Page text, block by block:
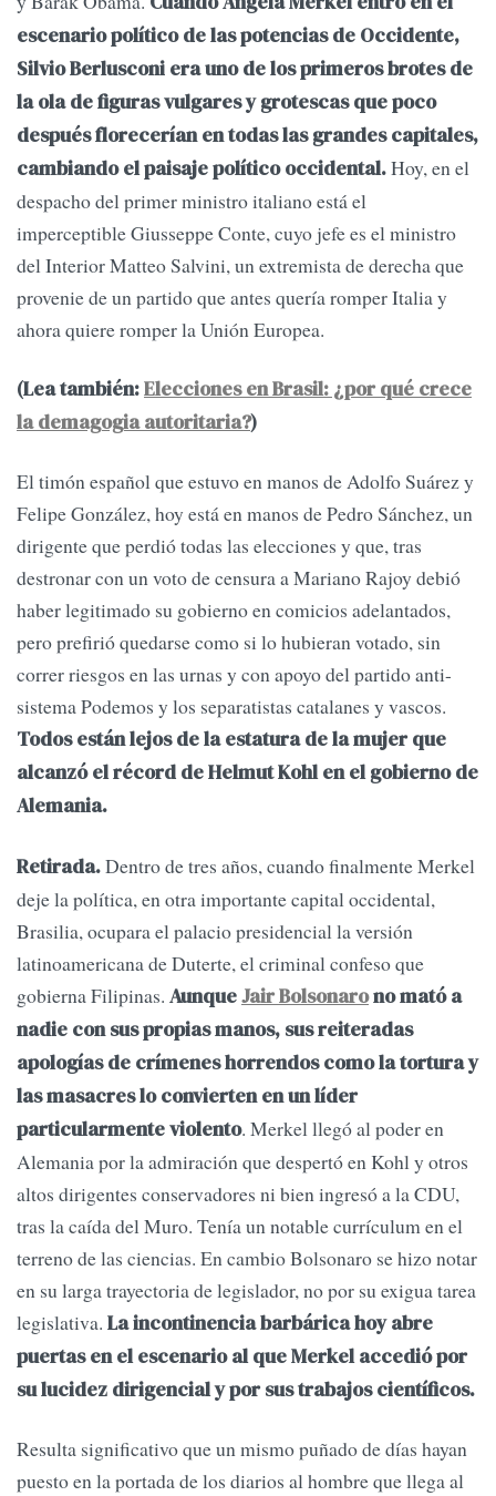
escenario político de las potencias de Occidente,
Silvio Berlusconi era uno de los primeros brotes de
la ola de figuras vulgares y grotescas que poco
después florecerían en todas las grandes capitales,
cambiando el paisaje político occidental.Hoy, en el
despacho del primer ministro italiano está el
imperceptible Giusseppe Conte, cuyo jefe es el ministro
del Interior Matteo Salvini, un extremista de derecha que
provenie de un partido que antes quería romper Italia y
ahora quiere romper la Unión Europea.
(Lea también:Elecciones en Brasil: ¿por qué crece
la demagogia autoritaria?)
El timón español que estuvo en manos de Adolfo Suárez y
Felipe González, hoy está en manos de Pedro Sánchez, un
dirigente que perdió todas las elecciones y que, tras
destronar con un voto de censura a Mariano Rajoy debió
haber legitimado su gobierno en comicios adelantados,
pero prefirió quedarse como si lo hubieran votado, sin
correr riesgos en las urnas y con apoyo del partido anti-
sistema Podemos y los separatistas catalanes y vascos.
Todos están lejos de la estatura de la mujer que
alcanzó el récord de Helmut Kohl en el gobierno de
Alemania.
Retirada.Dentro de tres años, cuando finalmente Merkel
deje la política, en otra importante capital occidental,
Brasilia, ocupara el palacio presidencial la versión
latinoamericana de Duterte, el criminal confeso que
gobierna Filipinas. AunqueJair Bolsonarono mató a
nadie con sus propias manos, sus reiteradas
apologías de crímenes horrendos como la tortura y
las masacres lo convierten en un líder
particularmente violento. Merkel llegó al poder en
Alemania por la admiración que despertó en Kohl y otros
altos dirigentes conservadores ni bien ingresó a la CDU,
tras la caída del Muro. Tenía un notable currículum en el
terreno de las ciencias. En cambio Bolsonaro se hizo notar
en su larga trayectoria de legislador, no por su exigua tarea
legislativa. La incontinencia barbárica hoy abre
puertas en el escenario al que Merkel accedió por
su lucidez dirigencial y por sus trabajos científicos.
Resulta significativo que un mismo puñado de días hayan
puesto en la portada de los diarios al hombre que llega al